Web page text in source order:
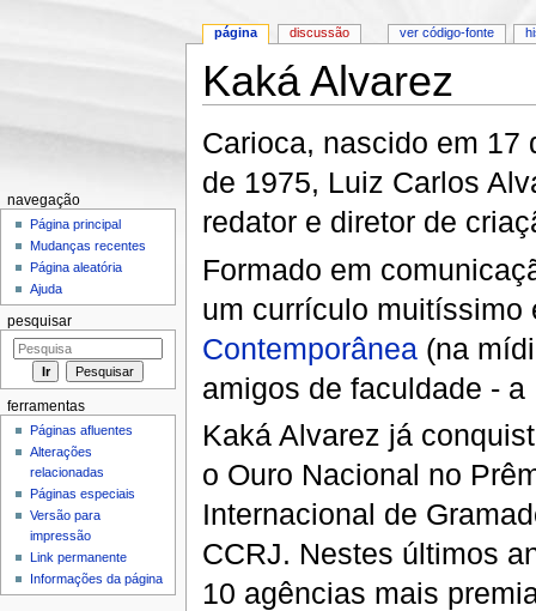
Kaká Alvarez
Carioca, nascido em 17
de 1975, Luiz Carlos
redator e diretor de
Formado em
um currículo muitíssimo
Contemporânea (na
amigos de faculdade - a
Kaká Alvarez já
o Ouro Nacional no
Internacional de
CCRJ. Nestes últimos
10 agências mais
página discussão ver código-fonte
navegação
Página principal
Mudanças recentes
Página aleatória
Ajuda
pesquisar
ferramentas
Páginas afluentes
Alterações
relacionadas
Páginas especiais
Versão para
impressão
Link permanente
Informações da página